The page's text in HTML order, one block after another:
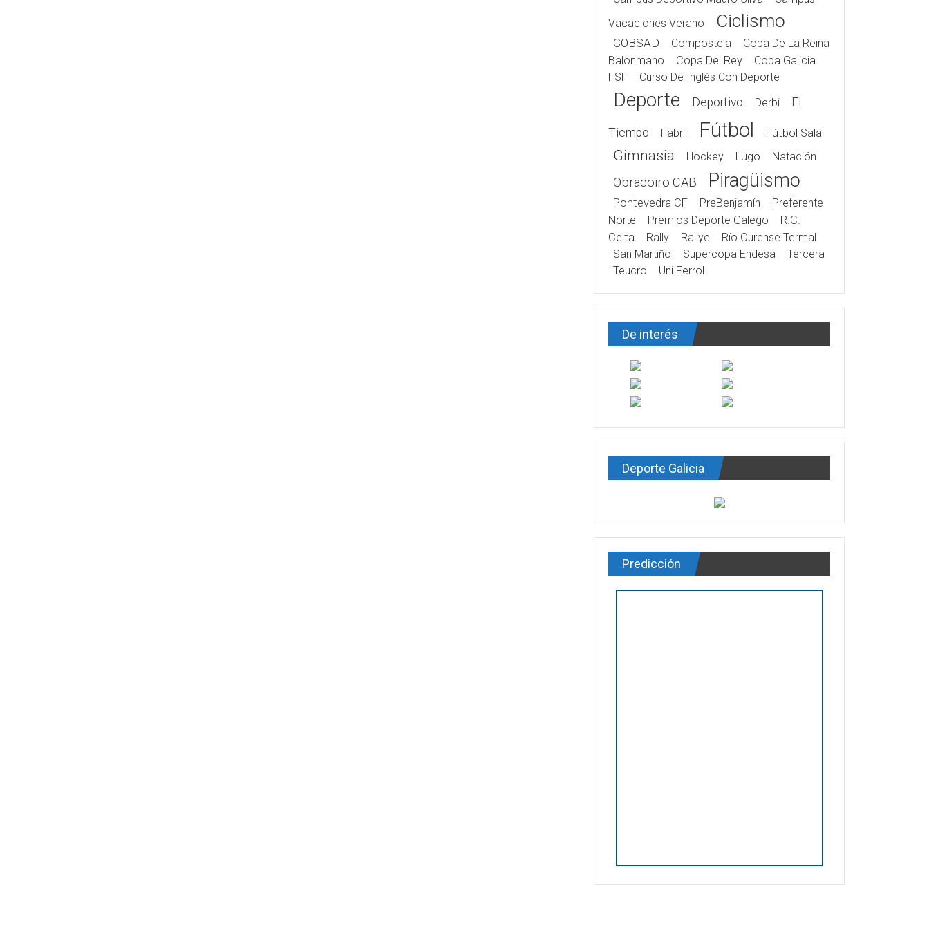
Vacaciones Verano
Ciclismo
COBSAD Compostela
Copa De La Reina
Balonmano
Copa Del Rey
Copa Galicia
FSF
Curso De Inglés Con Deporte
Deporte Deportivo Derbi El
Tiempo Fabril Fútbol Fútbol Sala
Gimnasia Hockey Lugo Natación
Obradoiro CAB Piragüismo
Pontevedra CF PreBenjamín
Preferente
Norte
Premios Deporte Galego
R.C.
Celta
Rally Rallye
Río Ourense Termal
San Martiño
Supercopa Endesa
Tercera
Teucro
Uni Ferrol
De interés
Deporte Galicia
Predicción